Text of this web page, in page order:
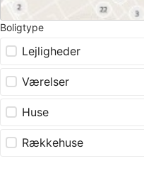
Boligtype
Lejligheder
Værelser
Huse
Rækkehuse